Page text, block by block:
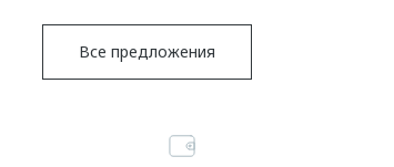
Все предложения